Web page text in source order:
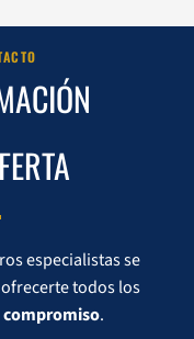
especialistas se
todos los
compromiso.